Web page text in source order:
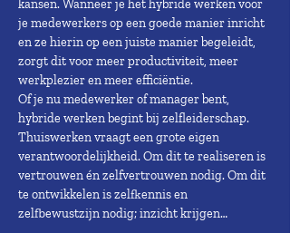
kansen. Wanneer je het hybride werken voor
je medewerkers op een goede manier inricht
en ze hierin op een juiste manier begeleidt,
zorgt dit voor meer productiviteit, meer
werkplezier en meer efficiëntie.
Of je nu medewerker of manager bent,
hybride werken begint bij zelfleiderschap.
Thuiswerken vraagt een grote eigen
verantwoordelijkheid. Om dit te realiseren is
vertrouwen én zelfvertrouwen nodig. Om dit
te ontwikkelen is zelfkennis en
zelfbewustzijn nodig; inzicht krijgen…